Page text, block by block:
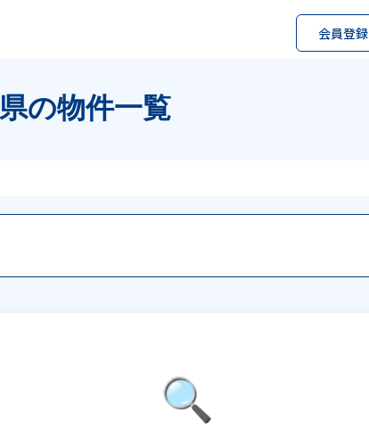
会員登録
の物件一覧
🔍